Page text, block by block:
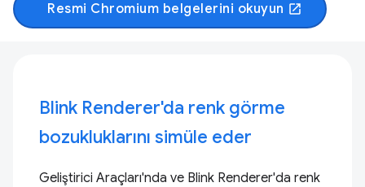
Resmi Chromium belgelerini okuyun open_in_new
Blink Renderer'da renk görme
bozukluklarını simüle eder
Geliştirici Araçları'nda ve Blink Renderer'da renk